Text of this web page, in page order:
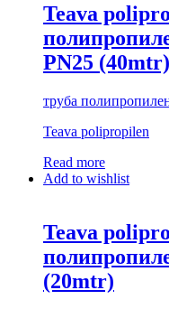
Teava
PN25 (40mtr)
труба
Teava polipropilen
Read more
Add to wishlist
Teava
(20mtr)